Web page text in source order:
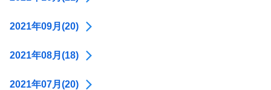
2021年09月(20)
2021年08月(18)
2021年07月(20)